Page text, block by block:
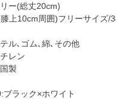
リー(総丈20cm)
上10cm周囲)フリーサイズ/
ル､ゴム､綿､その他
レン
製
ブラック×ホワイト